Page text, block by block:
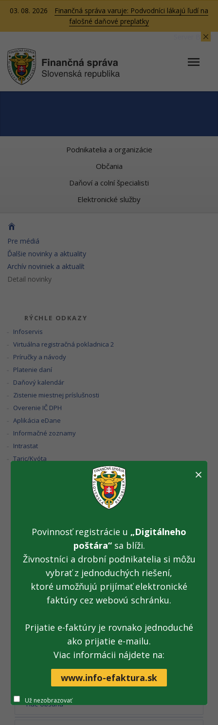
03. 08. 2026
Finančná správa varuje: Podvodníci lákajú ľudí na
falošné daňové preplatky
Server BB01
Podnikatelia a organizácie
Občania
Daňoví a colní špecialisti
Elektronické služby
Pre médiá
Ďalšie novinky a aktuality
Archív noviniek a aktualít
Detail novinky
RÝCHLE ODKAZY
Infoservis
Virtuálna registračná pokladnica 2
Príručky a návody
Platenie daní
Daňový kalendár
Zistenie miestnej príslušnosti
Overenie IČ DPH
Aplikácia eDane
Informačné zoznamy
Intrastat
Taric/Kvóta
Odstávka systému
ISKZ
Oznamujeme verejnosti, že dňa 21.12.2016, medzi 20:00h a
20:45h, bude realizovaná pravidelná údržba systému ISKZ.
Počas tejto doby môžete zaznamenať nedostupnosť
služieb ISKZ, vrátane overenia kontrolnej známky pomocou
aplikácie Občan-WEB a Superkolky.
(21. 12. 2016)
Archív noviniek
Tlač obsahu
×
Povinnosť registrácie u „Digitálneho
poštára“sa blíži.
Živnostníci a drobní podnikatelia si môžu
vybrať z jednoduchých riešení,
ktoré umožňujú prijímať elektronické
faktúry cez webovú schránku.
Prijatie e-faktúry je rovnako jednoduché
ako prijatie e-mailu.
Viac informácii nájdete na:
www.info-efaktura.sk
Už nezobrazovať